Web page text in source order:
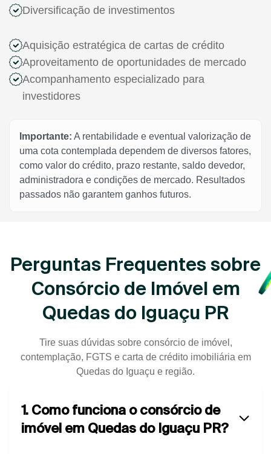
Diversificação de investimentos
Aquisição estratégica de cartas de crédito
Aproveitamento de oportunidades de mercado
Acompanhamento especializado para
investidores
Importante: A rentabilidade e eventual valorização de
uma cota contemplada dependem de diversos fatores,
como valor do crédito, prazo restante, saldo devedor,
administradora e condições de mercado. Resultados
passados não garantem ganhos futuros.
Perguntas Frequentes sobre
Consórcio de Imóvel em
Quedas do Iguaçu PR
Tire suas dúvidas sobre consórcio de imóvel,
contemplação, FGTS e carta de crédito imobiliária em
Quedas do Iguaçu e região.
1. Como funciona o consórcio de
imóvel em Quedas do Iguaçu PR?